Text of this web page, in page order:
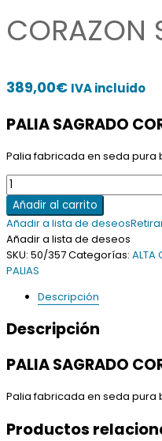
CORAZON
389,00€ IVA incluido
PALIA SAGRADO
Palia fabricada en seda
PALIA
SAGRADO
CORAZON
SEDA
PURA
cantidad
Añadir al carrito
Añadir a lista de deseos
Añadir a lista de deseos
SKU: 50/357Categorías: ALTA
PALIAS
Descripción
Descripción
PALIA SAGRADO
Palia fabricada en seda
Productos